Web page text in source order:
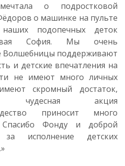
о подростковой
о машинке на пульте
подопечных деток
София. Мы очень
Волшебницы поддерживают
и детские впечатления на
не имеют много личных
скромный достаток,
акция
приносит много
Спасибо Фонду и доброй
исполнение детских